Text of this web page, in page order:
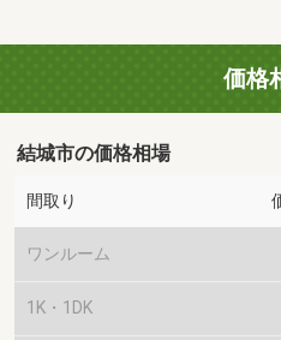
価格
結城市の価格相場
間取り
ワンルーム
1K・1DK